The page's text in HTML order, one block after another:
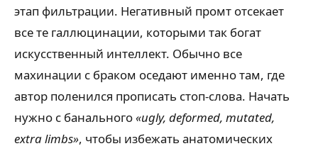
этап фильтрации. Негативный промт отсекает
все те галлюцинации, которыми так богат
искусственный интеллект. Обычно все
махинации с браком оседают именно там, где
автор поленился прописать стоп-слова. Начать
нужно с банального«ugly, deformed, mutated,
extra limbs», чтобы избежать анатомических